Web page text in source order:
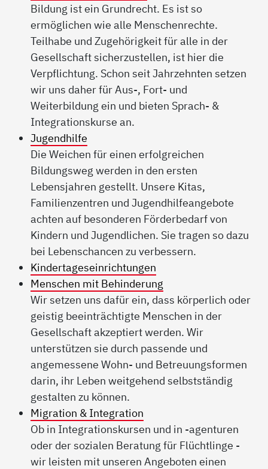
Bildung ist ein Grundrecht. Es ist so
ermöglichen wie alle Menschenrechte.
Teilhabe und Zugehörigkeit für alle in der
Gesellschaft sicherzustellen, ist hier die
Verpflichtung. Schon seit Jahrzehnten setzen
wir uns daher für Aus-, Fort- und
Weiterbildung ein und bieten Sprach- &
Integrationskurse an.
Jugendhilfe
Die Weichen für einen erfolgreichen
Bildungsweg werden in den ersten
Lebensjahren gestellt. Unsere Kitas,
Familienzentren und Jugendhilfeangebote
achten auf besonderen Förderbedarf von
Kindern und Jugendlichen. Sie tragen so dazu
bei Lebenschancen zu verbessern.
Kindertageseinrichtungen
Menschen mit Behinderung
Wir setzen uns dafür ein, dass körperlich oder
geistig beeinträchtigte Menschen in der
Gesellschaft akzeptiert werden. Wir
unterstützen sie durch passende und
angemessene Wohn- und Betreuungsformen
darin, ihr Leben weitgehend selbstständig
gestalten zu können.
Migration & Integration
Ob in Integrationskursen und in -agenturen
oder der sozialen Beratung für Flüchtlinge -
wir leisten mit unseren Angeboten einen